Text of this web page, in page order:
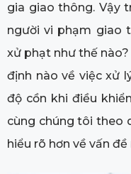
gia giao thông. Vậy
người vi phạm giao
xử phạt như thế
định nào về việc xử
độ cồn khi điều
cùng chúng tôi theo
hiểu rõ hơn về vấn đề